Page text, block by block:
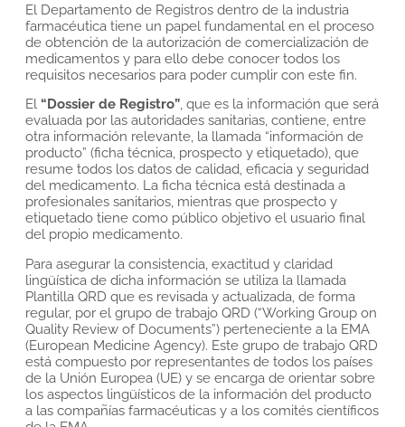
El Departamento de Registros dentro de la industria
farmacéutica tiene un papel fundamental en el proceso
de obtención de la autorización de comercialización de
medicamentos y para ello debe conocer todos los
requisitos necesarios para poder cumplir con este fin.
El “Dossier de Registro”, que es la información que será
evaluada por las autoridades sanitarias, contiene, entre
otra información relevante, la llamada “información de
producto” (ficha técnica, prospecto y etiquetado), que
resume todos los datos de calidad, eficacia y seguridad
del medicamento. La ficha técnica está destinada a
profesionales sanitarios, mientras que prospecto y
etiquetado tiene como público objetivo el usuario final
del propio medicamento.
Para asegurar la consistencia, exactitud y claridad
lingüística de dicha información se utiliza la llamada
Plantilla QRD que es revisada y actualizada, de forma
regular, por el grupo de trabajo QRD (“Working Group on
Quality Review of Documents”) perteneciente a la EMA
(European Medicine Agency). Este grupo de trabajo QRD
está compuesto por representantes de todos los países
de la Unión Europea (UE) y se encarga de orientar sobre
los aspectos lingüísticos de la información del producto
a las compañías farmacéuticas y a los comités científicos